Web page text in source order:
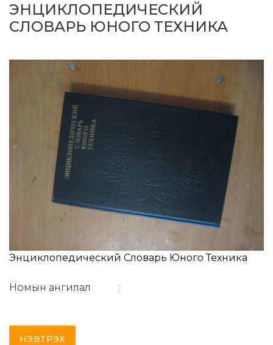
ЭНЦИКЛОПЕДИЧЕСКИЙ
СЛОВАРЬ ЮНОГО ТЕХНИКА
Энциклопедический Словарь Юного Техника
Номын ангилал :
НЭВТРЭХ